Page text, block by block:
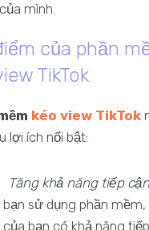
mình.
của phần
TikTok
kéo view TikTok
lợi ích nổi bật:
Tăng khả năng tiếp
bạn sử dụng phần mềm,
của bạn có khả năng